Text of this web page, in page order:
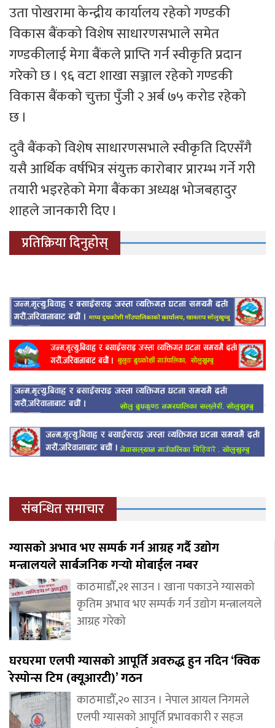
उता पोखरामा केन्द्रीय कार्यालय रहेको गण्डकी
विकास बैंकको विशेष साधारणसभाले समेत
गण्डकीलाई मेगा बैंकले प्राप्ति गर्न स्वीकृति प्रदान
गरेको छ । ९६ वटा शाखा सञ्जाल रहेको गण्डकी
विकास बैंकको चुक्ता पुँजी २ अर्ब ७५ करोड रहेको
छ ।
दुवै बैंकको विशेष साधारणसभाले स्वीकृति दिएसँगै
यसै आर्थिक वर्षभित्र संयुक्त कारोबार प्रारम्भ गर्ने गरी
तयारी भइरहेको मेगा बैंकका अध्यक्ष भोजबहादुर
शाहले जानकारी दिए ।
प्रतिक्रिया दिनुहोस्
संबन्धित समाचार
ग्यासको अभाव भए सम्पर्क गर्न आग्रह गर्दै उद्योग
मन्त्रालयले सार्बजनिक गर्‍यो मोबाईल नम्बर
काठमाडौँ,२१ साउन । खाना पकाउने ग्यासको
कृतिम अभाव भए सम्पर्क गर्न उद्योग मन्त्रालयले
आग्रह गरेको
घरघरमा एलपी ग्यासको आपूर्ति अवरुद्ध हुन नदिन ‘क्विक
रेस्पोन्स टिम (क्यूआरटी)’ गठन
काठमाडौँ,२० साउन । नेपाल आयल निगमले
एलपी ग्यासको आपूर्ति प्रभावकारी र सहज